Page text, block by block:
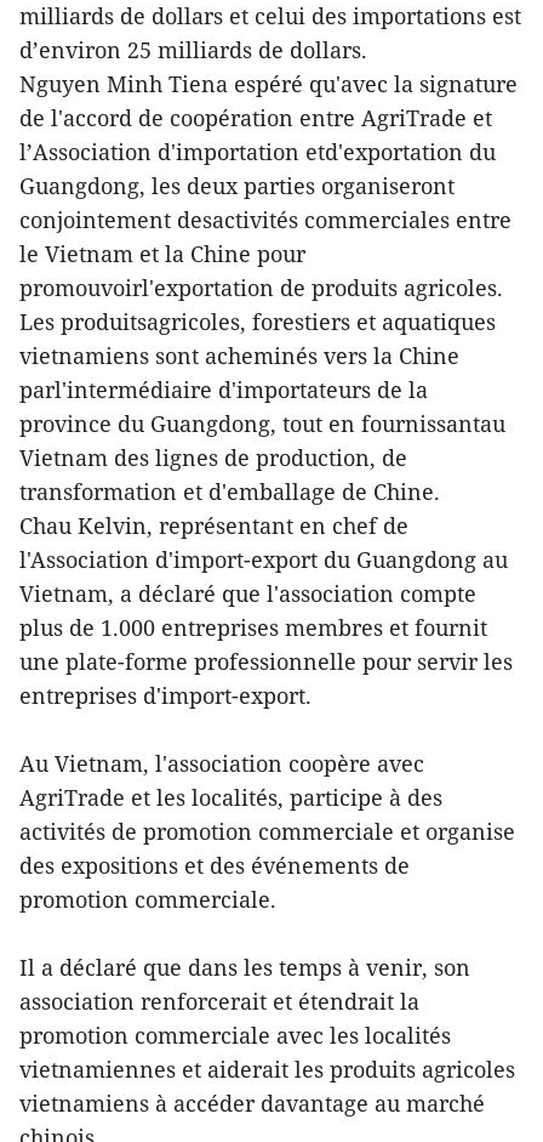
milliards de dollars et celui des importations est
d’environ 25 milliards de dollars.
Nguyen Minh Tiena espéré qu'avec la signature
de l'accord de coopération entre AgriTrade et
l’Association d'importation etd'exportation du
Guangdong, les deux parties organiseront
conjointement desactivités commerciales entre
le Vietnam et la Chine pour
promouvoirl'exportation de produits agricoles.
Les produitsagricoles, forestiers et aquatiques
vietnamiens sont acheminés vers la Chine
parl'intermédiaire d'importateurs de la
province du Guangdong, tout en fournissantau
Vietnam des lignes de production, de
transformation et d'emballage de Chine.
Chau Kelvin, représentant en chef de
l'Association d'import-export du Guangdong au
Vietnam, a déclaré que l'association compte
plus de 1.000 entreprises membres et fournit
une plate-forme professionnelle pour servir les
entreprises d'import-export.
Au Vietnam, l'association coopère avec
AgriTrade et les localités, participe à des
activités de promotion commerciale et organise
des expositions et des événements de
promotion commerciale.
Il a déclaré que dans les temps à venir, son
association renforcerait et étendrait la
promotion commerciale avec les localités
vietnamiennes et aiderait les produits agricoles
vietnamiens à accéder davantage au marché